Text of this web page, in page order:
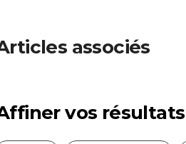
associés
vos résultats